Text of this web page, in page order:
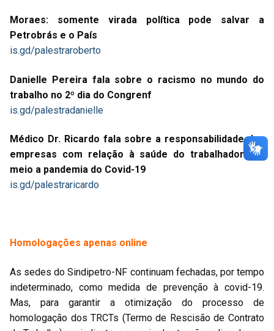
Moraes: somente virada política pode salvar a
Petrobrás e o País
is.gd/palestraroberto
Danielle Pereira fala sobre o racismo no mundo do
trabalho no 2º dia do Congrenf
is.gd/palestradanielle
Médico Dr. Ricardo fala sobre a responsabilidade das
empresas com relação à saúde do trabalhador em
meio a pandemia do Covid-19
is.gd/palestraricardo
Homologações apenas online
As sedes do Sindipetro-NF continuam fechadas, por tempo
indeterminado, como medida de prevenção à covid-19.
Mas, para garantir a otimização do processo de
homologação dos TRCTs (Termo de Rescisão de Contrato